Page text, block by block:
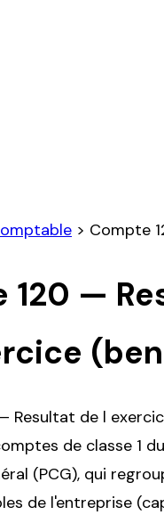
> Compte
120 —
Resultat de l
de classe 1
(PCG), qui
de l'entreprise